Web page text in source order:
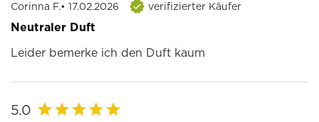
Corinna F.• 17.02.2026 verifizierter Käufer
Neutraler Duft
Leider bemerke ich den Duft kaum
5.0